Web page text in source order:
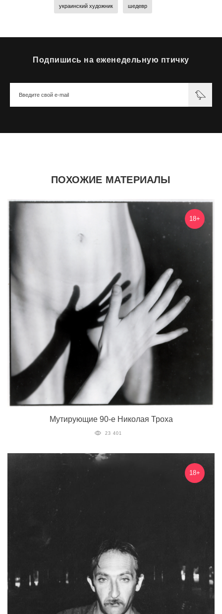
украинский художник шедевр
Подпишись на еженедельную птичку
ПОХОЖИЕ МАТЕРИАЛЫ
18+
Мутирующие 90-е Николая Троха
23 401
18+